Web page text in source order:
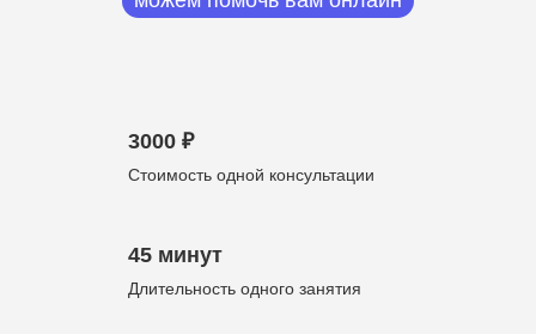
3000 ₽
Стоимость одной консультации
45 минут
Длительность одного занятия